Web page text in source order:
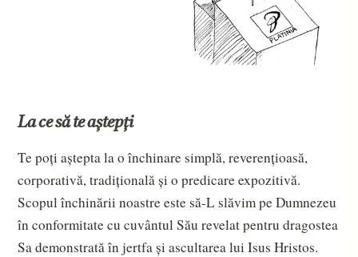
La ce să te aștepți
Te poți aștepta la o închinare simplă, reverențioasă,
corporativă, tradițională și o predicare expozitivă.
Scopul închinării noastre este să-L slăvim pe Dumnezeu
în conformitate cu cuvântul Său revelat pentru dragostea
Sa demonstrată în jertfa și ascultarea lui Isus Hristos.